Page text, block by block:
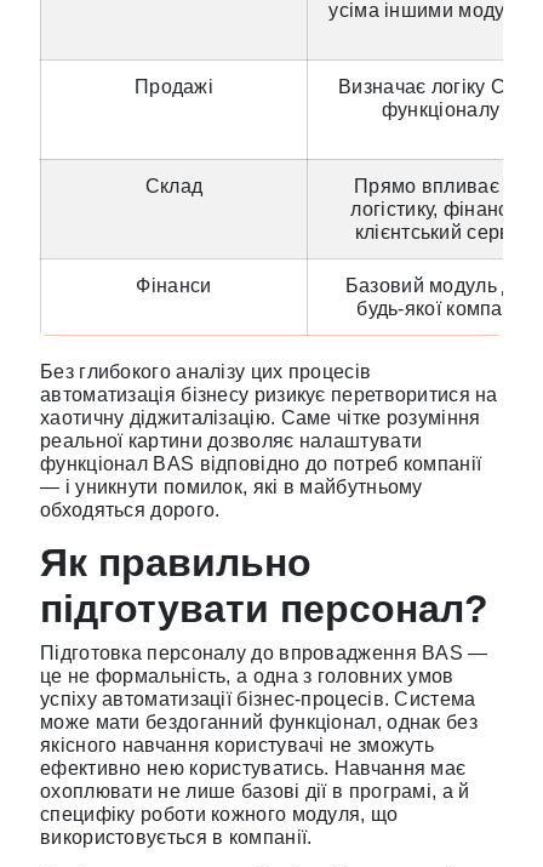
усіма іншими
Продажі
Визначає логіку CRM-
функціоналу
Склад
Прямо впливає на
логістику, фінанси і
клієнтський сервіс
Фінанси
Базовий модуль для
будь-якої компанії
Без глибокого аналізу цих процесів
автоматизація бізнесу ризикує перетворитися на
хаотичну діджиталізацію. Саме чітке розуміння
реальної картини дозволяє налаштувати
функціонал BAS відповідно до потреб компанії
— і уникнути помилок, які в майбутньому
обходяться дорого.
Як правильно
підготувати персонал?
Підготовка персоналу до впровадження BAS —
це не формальність, а одна з головних умов
успіху автоматизації бізнес-процесів. Система
може мати бездоганний функціонал, однак без
якісного навчання користувачі не зможуть
ефективно нею користуватись. Навчання має
охоплювати не лише базові дії в програмі, а й
специфіку роботи кожного модуля, що
використовується в компанії.